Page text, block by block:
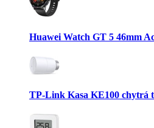
Huawei Watch GT 5 46mm
TP-Link Kasa KE100 chytrá